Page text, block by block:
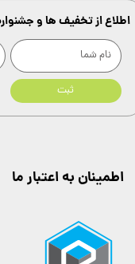
ثبت
اطلاع از تخفیف ها و
اطمینان به اعتبار ما